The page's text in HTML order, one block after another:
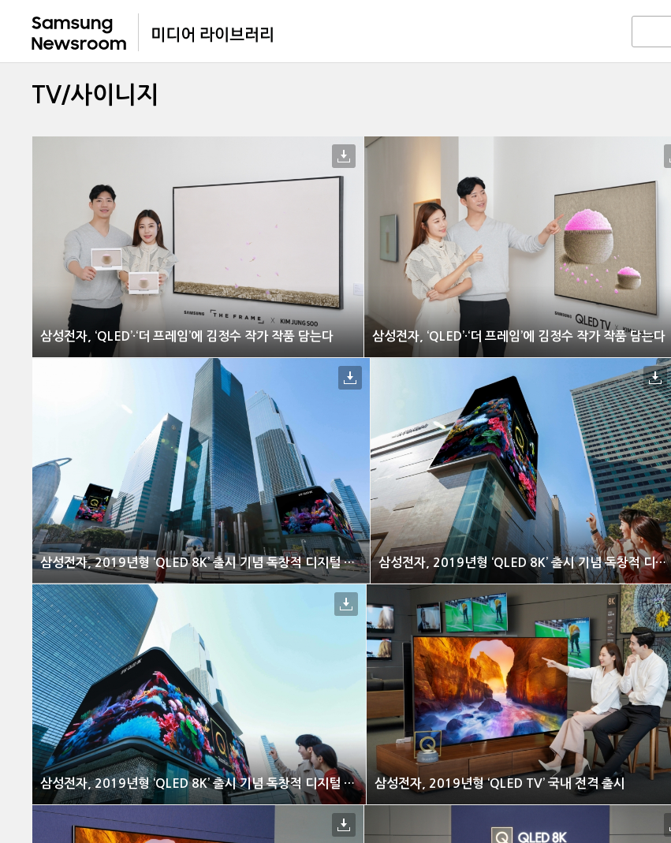
TV/사이니지
삼성전자, ‘QLED’·‘더 프레임’에 김정수 작가 작품 담는다 삼성전자, ‘QLED’·‘더 프레임’에 김정수 작가 작품 담는다
삼성전자, 2019년형 ‘QLED 8K’ 출시 기념 독창적 디지털 사이니지 광고 선보여 삼성전자, 2019년형 ‘QLED 8K’ 출시 기념 독창적 디지털 사이니지 광고 선보여
삼성전자, 2019년형 ‘QLED 8K’ 출시 기념 독창적 디지털 사이니지 광고 선보여 삼성전자, 2019년형 ‘QLED TV’ 국내 전격 출시